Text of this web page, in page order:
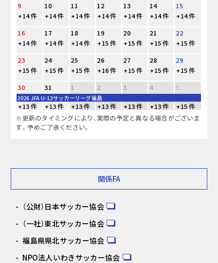
9
10 11 12 13 14
15
+14 件
+14 件 +14 件 +14 件 +14 件 +14 件
+14 件
16
17 18 19 20 21
22
+14 件
+14 件 +14 件 +15 件 +15 件 +15 件
+15 件
23
24 25 26 27 28
29
+15 件
+15 件 +15 件 +16 件 +15 件 +15 件
+15 件
30
31 1 2 3 4 5
2026 JFA U-13サッカーリーグ福島
+13 件 +13 件 +13 件 +13 件 +13 件 +13 件
+15 件
※更新のタイミングにより、実際の予定と異なる場合がございま
す。予めご了承ください。
関係FA
（公財）日本サッカー協会
（一社）東北サッカー協会
福島県県北サッカー協会
NPO法人いわきサッカー協会